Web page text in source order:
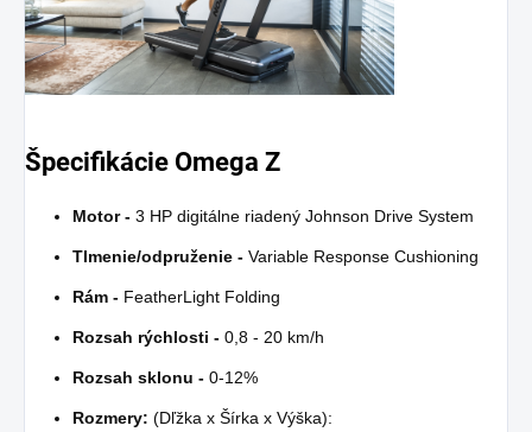
Špecifikácie Omega Z
Motor - 3 HP digitálne riadený Johnson Drive System
Tlmenie/odpruženie - Variable Response Cushioning
Rám - FeatherLight Folding
Rozsah rýchlosti - 0,8 - 20 km/h
Rozsah sklonu - 0-12%
Rozmery: (Dľžka x Šírka x Výška):